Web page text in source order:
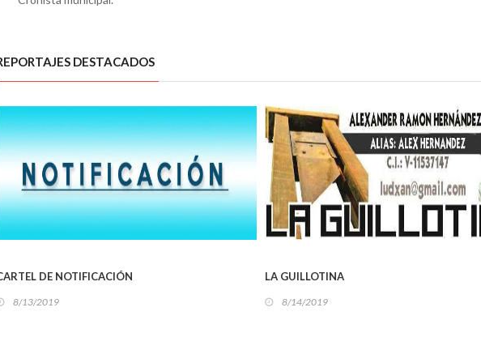
DESTACADOS
DE NOTIFICACIÓN
8/13/2019
LA GUILLOTINA
8/14/2019